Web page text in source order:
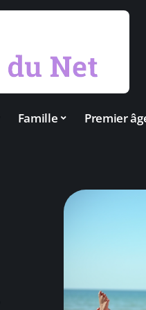
Famille Premier